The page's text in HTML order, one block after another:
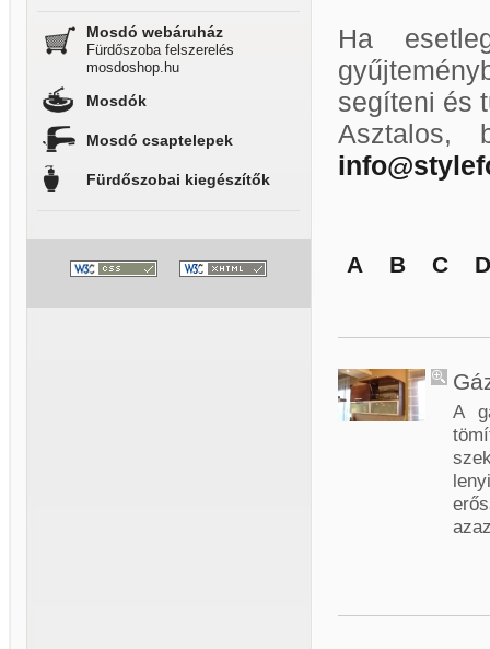
Mosdó webáruház
Fürdőszoba felszerelés
mosdoshop.hu
Mosdók
Mosdó csaptelepek
Fürdőszobai kiegészítők
Ha
segíteni és
Asztalos,
A B C D
A